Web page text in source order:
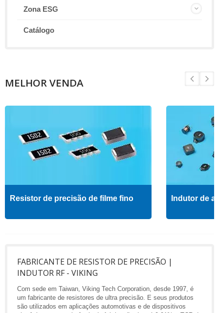
Zona ESG
Catálogo
MELHOR VENDA
Resistor de precisão de filme fino Indutor de
FABRICANTE DE RESISTOR DE PRECISÃO |
INDUTOR RF - VIKING
Com sede em Taiwan, Viking Tech Corporation, desde 1997, é
um fabricante de resistores de ultra precisão. E seus produtos
são utilizados em aplicações automotivas e de dispositivos